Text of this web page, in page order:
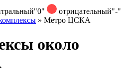
"0" отрицательный"-"
» Метро ЦСКА
около